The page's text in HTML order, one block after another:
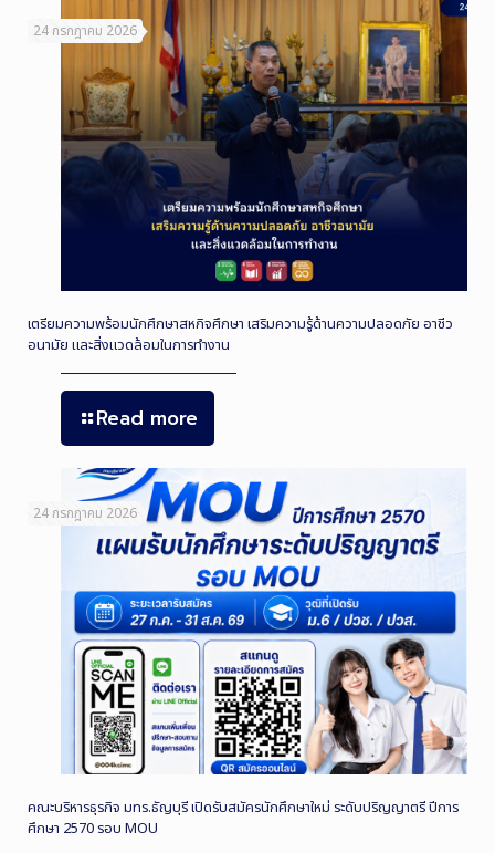
24 กรกฎาคม 2026
เตรียมความพร้อมนักศึกษาสหกิจศึกษา เสริมความรู้ด้านความปลอดภัย อาชีว
อนามัย และสิ่งแวดล้อมในการทำงาน
Read more
24 กรกฎาคม 2026
คณะบริหารธุรกิจ มทร.ธัญบุรี เปิดรับสมัครนักศึกษาใหม่ ระดับปริญญาตรี ปีการ
ศึกษา 2570 รอบ MOU